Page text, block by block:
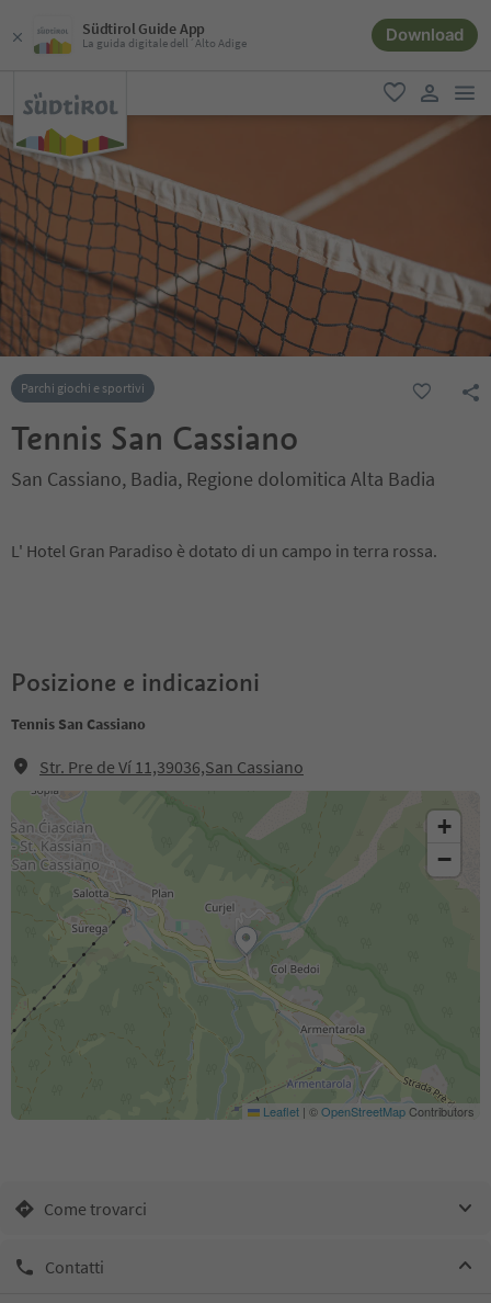
Südtirol Guide App
La guida digitale dell´Alto Adige Download
favoriti
user link
Parchi giochi e sportivi
Tennis San Cassiano
San Cassiano, Badia, Regione dolomitica Alta Badia
L' Hotel Gran Paradiso è dotato di un campo in terra rossa.
Posizione e indicazioni
Tennis San Cassiano
Str. Pre de Ví 11,39036,San Cassiano
+
−
Leaflet | ©OpenStreetMapContributors
Come trovarci
Contatti